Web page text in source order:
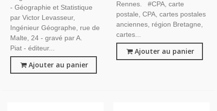
- Géographie et Statistique
par Victor Levasseur,
Ingénieur Géographe, rue de
Malte, 24 - gravé par A.
Piat - éditeur...
Ajouter au panier
Rennes. #CPA, carte
postale, CPA, cartes postales
anciennes, région Bretagne,
cartes...
Ajouter au panier